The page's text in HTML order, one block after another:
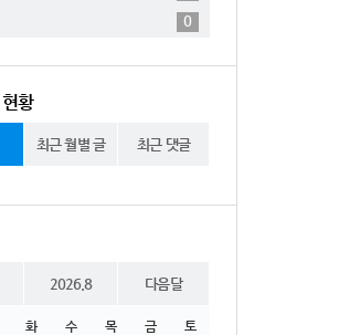
0
황
최근 월별 글 최근 댓글
2026.8 다음달
화 수 목 금
토